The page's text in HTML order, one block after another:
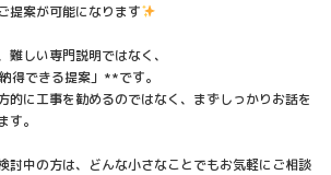
提案が可能になります
しい専門説明ではなく、
得できる提案」**です。
的に工事を勧めるのではなく、まずしっかりお話を
す。
討中の方は、どんな小さなことでもお気軽にご相談